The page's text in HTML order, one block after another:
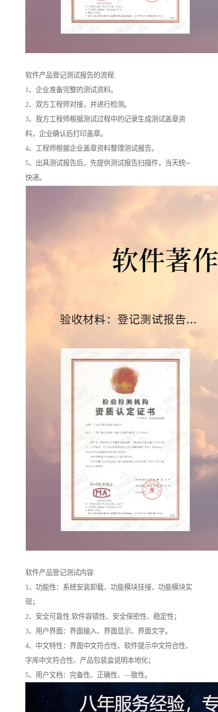
软件产品登记测试报告的流程:
1、企业准备完整的测试资料。
2、双方工程师对接，并进行检测。
3、我方工程师根据测试过程中的记录生成测试盖章资
料，企业确认后打印盖章。
4、工程师根据企业盖章资料整理测试报告。
5、出具测试报告后，先提供测试报告扫描件，当天统─
快递。
软件产品登记测试内容:
1、功能性：系统安装卸载、功能模块挂接、功能模块实
现；
2、安全可靠性:软件容错性、安全保密性、稳定性；
3、用户界面：界面输入、界面显示、界面文字。
4、中文特性：界面中文符合性、软件提示中文符合性、
字库中文符合性、产品包装盒说明本地化；
5、用户文档：完备性、正确性、—致性。